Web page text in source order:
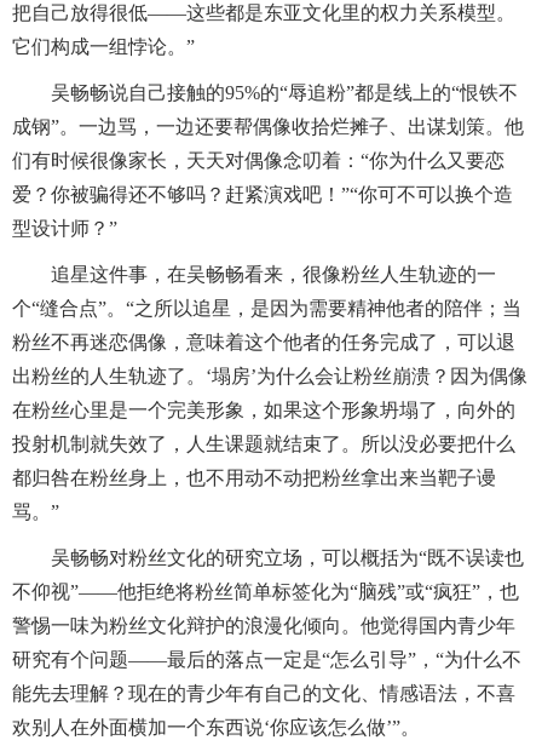
把自己放得很低——这些都是东亚文化里的权力关系模型。
它们构成一组悖论。”
吴畅畅说自己接触的95%的“辱追粉”都是线上的“恨铁不
成钢”。一边骂，一边还要帮偶像收拾烂摊子、出谋划策。他
们有时候很像家长，天天对偶像念叨着：“你为什么又要恋
爱？你被骗得还不够吗？赶紧演戏吧！”“你可不可以换个造
型设计师？”
追星这件事，在吴畅畅看来，很像粉丝人生轨迹的一
个“缝合点”。“之所以追星，是因为需要精神他者的陪伴；当
粉丝不再迷恋偶像，意味着这个他者的任务完成了，可以退
出粉丝的人生轨迹了。‘塌房’为什么会让粉丝崩溃？因为偶像
在粉丝心里是一个完美形象，如果这个形象坍塌了，向外的
投射机制就失效了，人生课题就结束了。所以没必要把什么
都归咎在粉丝身上，也不用动不动把粉丝拿出来当靶子谩
骂。”
吴畅畅对粉丝文化的研究立场，可以概括为“既不误读也
不仰视”——他拒绝将粉丝简单标签化为“脑残”或“疯狂”，也
警惕一味为粉丝文化辩护的浪漫化倾向。他觉得国内青少年
研究有个问题——最后的落点一定是“怎么引导”，“为什么不
能先去理解？现在的青少年有自己的文化、情感语法，不喜
欢别人在外面横加一个东西说‘你应该怎么做’”。